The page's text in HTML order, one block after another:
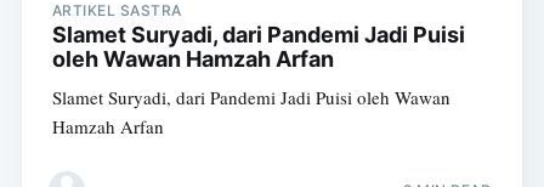
ARTIKEL SASTRA
Slamet Suryadi, dari Pandemi Jadi Puisi
oleh Wawan Hamzah Arfan
Slamet Suryadi, dari Pandemi Jadi Puisi oleh Wawan
Hamzah Arfan